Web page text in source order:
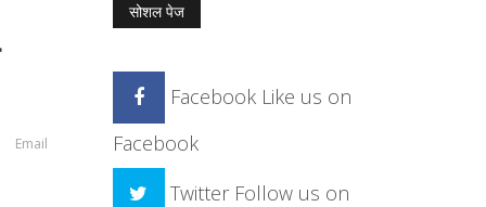
Email
सोशल पेज
Facebook Like us on
Facebook
Twitter Follow us on